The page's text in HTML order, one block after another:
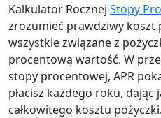
Kalkulator Rocznej Stopy
zrozumieć prawdziwy koszt
wszystkie związane z
procentową wartość. W
stopy procentowej, APR
płacisz każdego roku, dając
całkowitego kosztu pożyczki.